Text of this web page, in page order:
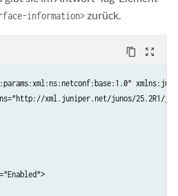
information>zurück.
content_copy zoom_out_map
xml.juniper.net/junos/25.2R1/